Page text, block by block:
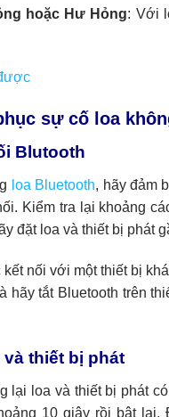
hoặc Hư Hỏng: Với
sự cố loa
Blutooth
loa Bluetooth, hãy đảm
Kiểm tra lại khoảng
đặt loa và thiết bị phát
nối với một thiết bị
hãy tắt Bluetooth trên
thiết bị phát
lại loa và thiết bị phát
10 giây rồi bật